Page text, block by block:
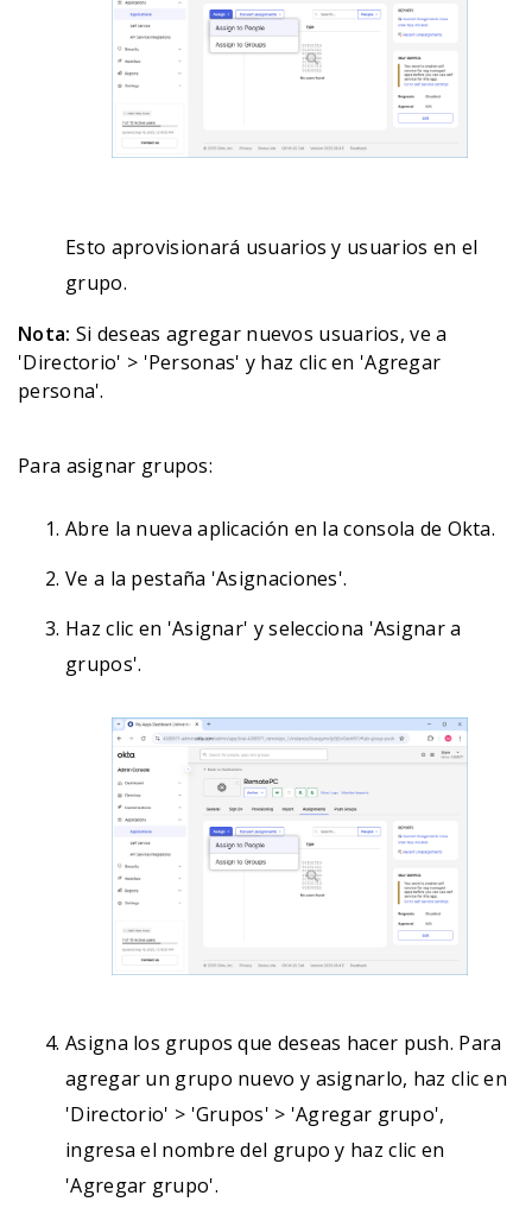
Esto aprovisionará usuarios y usuarios en el
grupo.
Nota: Si deseas agregar nuevos usuarios, ve a
'Directorio' > 'Personas' y haz clic en 'Agregar
persona'.
Para asignar grupos:
Abre la nueva aplicación en la consola de Okta.
Ve a la pestaña 'Asignaciones'.
Haz clic en 'Asignar' y selecciona 'Asignar a
grupos'.
Asigna los grupos que deseas hacer push. Para
agregar un grupo nuevo y asignarlo, haz clic en
'Directorio' > 'Grupos' > 'Agregar grupo',
ingresa el nombre del grupo y haz clic en
'Agregar grupo'.